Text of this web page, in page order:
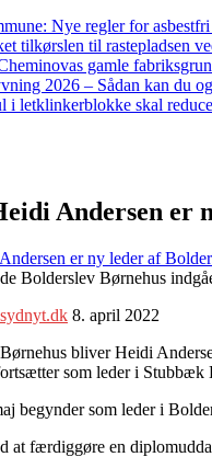
Nye regler for
tilkørslen til rastepladsen
gamle
2026 – Sådan kan du
i letklinkerblokke skal
Andersen er
er ny leder af
Bolderslev Børnehus
8. april 2022
bliver Heidi
som leder i Stubbæk
begynder som leder i
at færdiggøre en